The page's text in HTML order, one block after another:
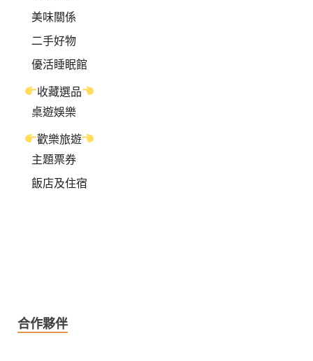
美味關係
二手好物
優活睡眠館
收藏選品
桌遊娛樂
歡樂旅遊
主題票券
飯店及住宿
合作夥伴